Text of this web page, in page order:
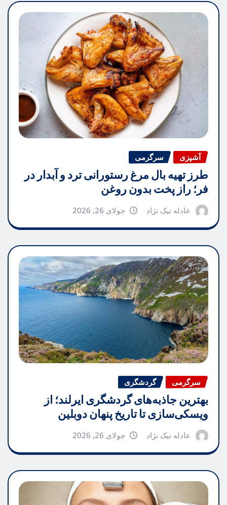
آشپزی سرگرمی
طرز تهیه بال مرغ رستورانی ترد و آبدار در
فر؛ راز پخت بدون روغن
عادله نیک نژاد جولای 26, 2026
سرگرمی گردشگری
بهترین جاذبه‌های گردشگری ایرلند؛ از
ویسکی‌سازی تا تاریخ پنهان دوبلین
عادله نیک نژاد جولای 26, 2026